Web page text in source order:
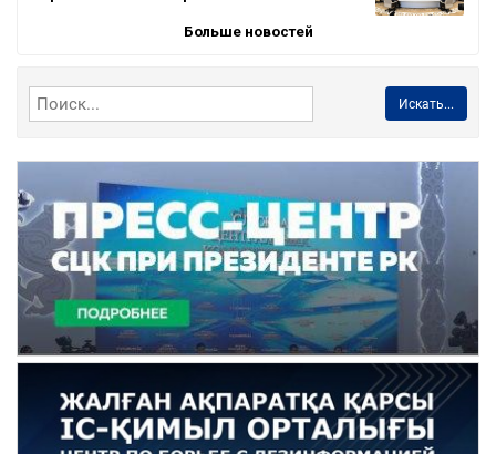
Больше новостей
Искать...